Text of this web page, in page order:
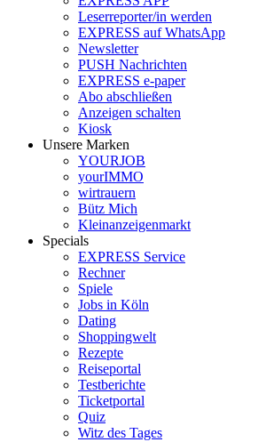
Leserreporter/in werden
EXPRESS auf WhatsApp
Newsletter
PUSH Nachrichten
EXPRESS e-paper
Abo abschließen
Anzeigen schalten
Kiosk
Unsere Marken
YOURJOB
yourIMMO
wirtrauern
Bütz Mich
Kleinanzeigenmarkt
Specials
EXPRESS Service
Rechner
Spiele
Jobs in Köln
Dating
Shoppingwelt
Rezepte
Reiseportal
Testberichte
Ticketportal
Quiz
Witz des Tages